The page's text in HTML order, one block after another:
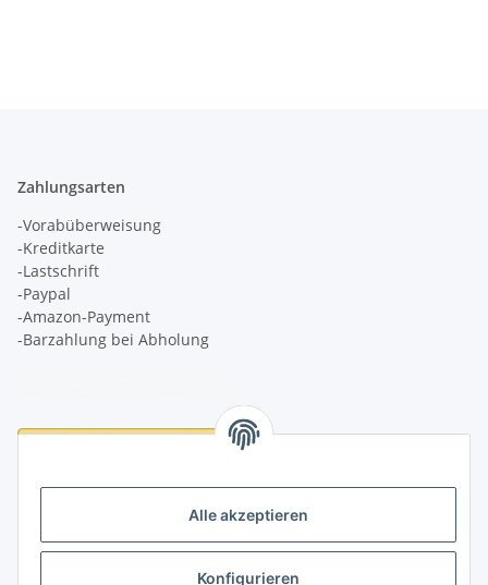
Alle akzeptieren
Konfigurieren
Zahlungsarten
-Vorabüberweisung
-Kreditkarte
-Lastschrift
-Paypal
-Amazon-Payment
-Barzahlung bei Abholung
Logistikpartner